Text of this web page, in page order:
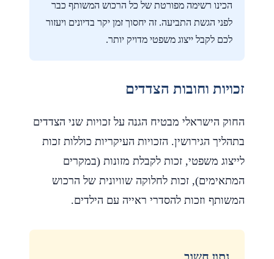
הכינו רשימה מפורטת של כל הרכוש המשותף כבר
לפני הגשת התביעה. זה יחסוך זמן יקר בדיונים ויעזור
לכם לקבל ייצוג משפטי מדויק יותר.
זכויות וחובות הצדדים
החוק הישראלי מבטיח הגנה על זכויות שני הצדדים
בתהליך הגירושין. הזכויות העיקריות כוללות זכות
לייצוג משפטי, זכות לקבלת מזונות (במקרים
המתאימים), זכות לחלוקה שוויונית של הרכוש
המשותף וזכות להסדרי ראייה עם הילדים.